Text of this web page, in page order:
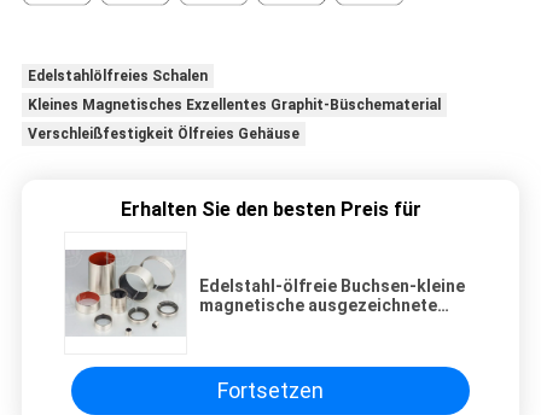
Edelstahlölfreies Schalen
Kleines Magnetisches Exzellentes Graphit-Büschematerial
Verschleißfestigkeit Ölfreies Gehäuse
Erhalten Sie den besten Preis für
Edelstahl-ölfreie Buchsen-kleine
magnetische ausgezeichnete
Fortsetzen